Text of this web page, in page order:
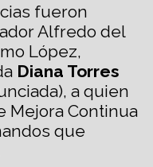
fueron
Alfredo del
López,
Diana Torres
a quien
Mejora Continua
que